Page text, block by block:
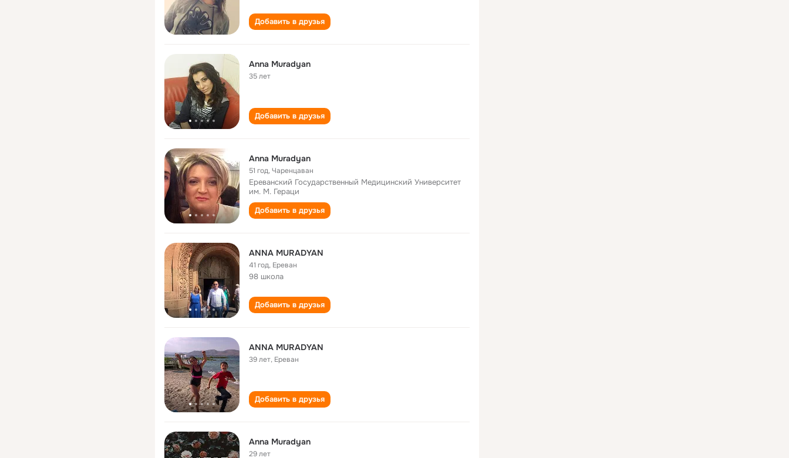
Добавить в друзья
Anna Muradyan
35 лет
Добавить в друзья
Anna Muradyan
51 год,Чаренцаван
Ереванский Государственный Медицинский Университет
им. М. Гераци
Добавить в друзья
ANNA MURADYAN
41 год, Ереван
98 школа
Добавить в друзья
ANNA MURADYAN
39 лет, Ереван
Добавить в друзья
Anna Muradyan
29 лет